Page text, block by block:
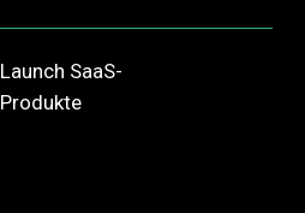
Launch SaaS-
Produkte